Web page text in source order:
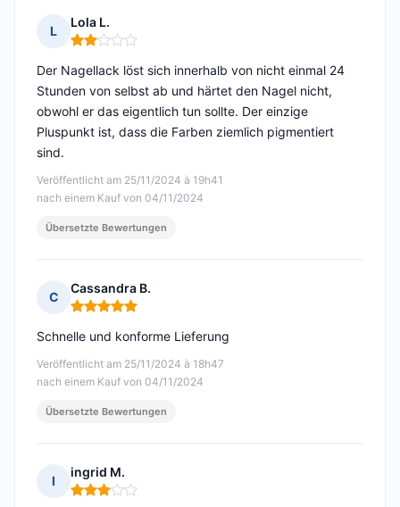
L
Lola L.
Hinweis: 2 von 5
Veröffentlicht am 25/11/2024 à 19h41
nach einem Kauf von 04/11/2024
Der Nagellack löst sich innerhalb von nicht einmal 24
Stunden von selbst ab und härtet den Nagel nicht,
obwohl er das eigentlich tun sollte. Der einzige
Pluspunkt ist, dass die Farben ziemlich pigmentiert
sind.
Übersetzte Bewertungen
C
Cassandra B.
Hinweis: 5 von 5
Veröffentlicht am 25/11/2024 à 18h47
nach einem Kauf von 04/11/2024
Schnelle und konforme Lieferung
Übersetzte Bewertungen
I
ingrid M.
Hinweis: 3 von 5